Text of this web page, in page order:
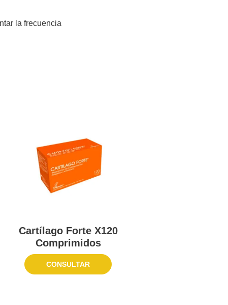
la frecuencia
Cartílago Forte X120
Comprimidos
CONSULTAR